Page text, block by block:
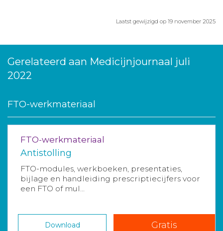
Laatst gewijzigd op 19 november 2025
Gerelateerd aan Medicijnjournaal juli
2022
FTO-werkmateriaal
FTO-werkmateriaal
Antistolling
FTO-modules, werkboeken, presentaties,
bijlage en handleiding prescriptiecijfers voor
een FTO of mul...
Download Gratis